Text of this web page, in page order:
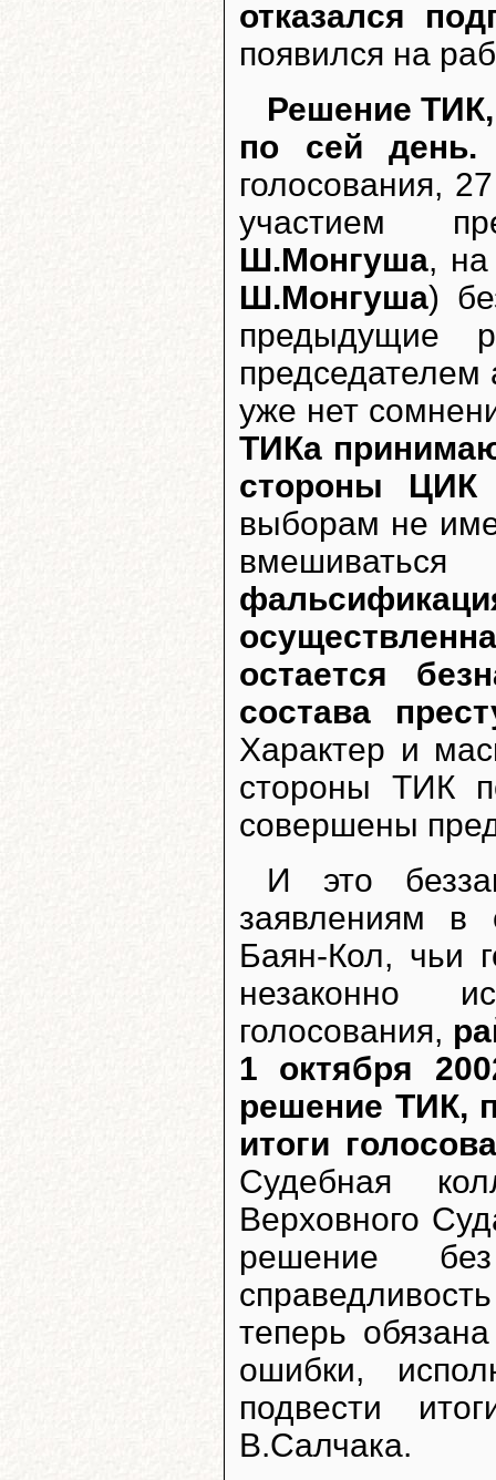
отказался
появился на
Решение
по сей день.
голосования,
участием
Ш.Монгуша,
Ш.Монгуша)
предыдущие
уже нет
ТИКа
стороны ЦИК
выборам не
остается
состава
Характер и
стороны ТИК
совершены
И это
заявлениям в
Баян-Кол, чьи
незаконно
голосования,
1 октября
решение ТИК,
итоги
Судебная
Верховного
решение
теперь
ошибки,
подвести
В.Салчака.